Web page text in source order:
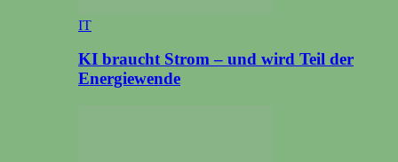
IT
KI braucht Strom – und wird Teil der
Energiewende